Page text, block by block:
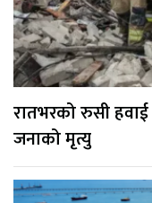
रातभरको रुसी हवाई
जनाको मृत्यु